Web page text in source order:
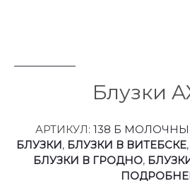
Блузки
АРТИКУЛ: 138 Б
БЛУЗКИ, БЛУЗКИ В ВИТЕБСКЕ,
БЛУЗКИ В ГРОДНО,